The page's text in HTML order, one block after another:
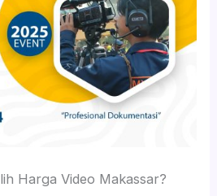
Harga Video Makassar?